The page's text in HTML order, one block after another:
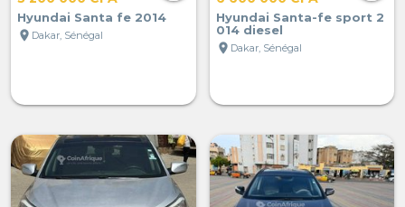
Hyundai Santa fe 2014
location_on Dakar, Sénégal
Hyundai Santa-fe sport 2
014 diesel
location_on Dakar, Sénégal